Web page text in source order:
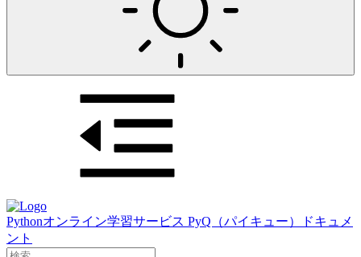
Pythonオンライン学習サービス PyQ（パイキュー）ドキュメ
ント